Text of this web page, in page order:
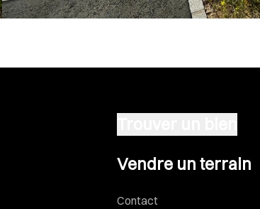
Vendre un terrain
Contact